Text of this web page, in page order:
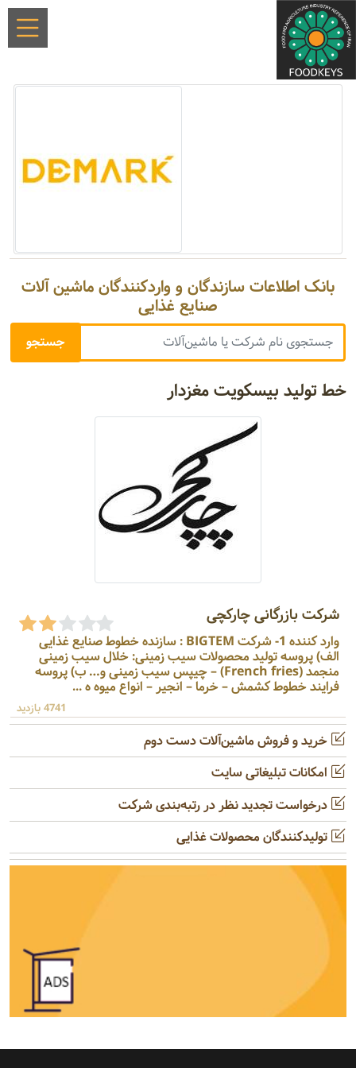
بانک اطلاعات سازندگان و واردکنندگان ماشین آلات
صنایع غذایی
خط تولید بیسکویت مغزدار
شرکت بازرگانی چارکچی
وارد کننده 1- شرکت BIGTEM : سازنده خطوط صنایع غذایی
الف) پروسه تولید محصولات سیب زمینی: خلال سیب زمینی
منجمد (French fries) – چیپس سیب زمینی و… ب) پروسه
فرایند خطوط کشمش – خرما – انجیر – انواع میوه ه ...
4741 بازدید
خرید و فروش ماشین‌آلات دست دوم
امکانات تبلیغاتی سایت
درخواست تجدید نظر در رتبه‌بندی شرکت
تولیدکنندگان محصولات غذایی